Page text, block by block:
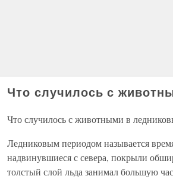
Что случилось с
Что случилось с животными в
Ледниковым периодом называется
надвинувшиеся с севера, покрыли
толстый слой льда занимал большую